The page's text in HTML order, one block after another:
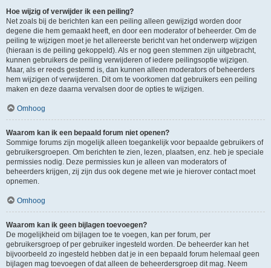
Hoe wijzig of verwijder ik een peiling?
Net zoals bij de berichten kan een peiling alleen gewijzigd worden door
degene die hem gemaakt heeft, en door een moderator of beheerder. Om de
peiling te wijzigen moet je het allereerste bericht van het onderwerp wijzigen
(hieraan is de peiling gekoppeld). Als er nog geen stemmen zijn uitgebracht,
kunnen gebruikers de peiling verwijderen of iedere peilingsoptie wijzigen.
Maar, als er reeds gestemd is, dan kunnen alleen moderators of beheerders
hem wijzigen of verwijderen. Dit om te voorkomen dat gebruikers een peiling
maken en deze daarna vervalsen door de opties te wijzigen.
Omhoog
Waarom kan ik een bepaald forum niet openen?
Sommige forums zijn mogelijk alleen toegankelijk voor bepaalde gebruikers of
gebruikersgroepen. Om berichten te zien, lezen, plaatsen, enz. heb je speciale
permissies nodig. Deze permissies kun je alleen van moderators of
beheerders krijgen, zij zijn dus ook degene met wie je hierover contact moet
opnemen.
Omhoog
Waarom kan ik geen bijlagen toevoegen?
De mogelijkheid om bijlagen toe te voegen, kan per forum, per
gebruikersgroep of per gebruiker ingesteld worden. De beheerder kan het
bijvoorbeeld zo ingesteld hebben dat je in een bepaald forum helemaal geen
bijlagen mag toevoegen of dat alleen de beheerdersgroep dit mag. Neem